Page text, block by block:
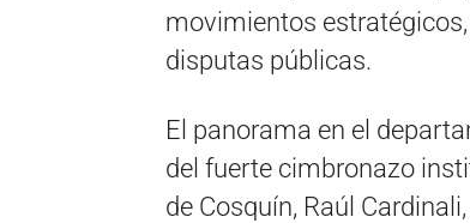
movimientos
disputas públicas.
El panorama en el
del fuerte cimbronazo
de Cosquín, Raúl